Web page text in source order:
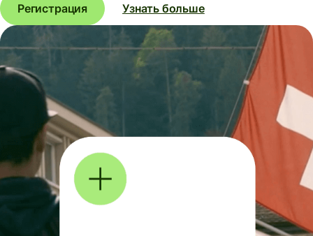
Регистрация
Узнать больше